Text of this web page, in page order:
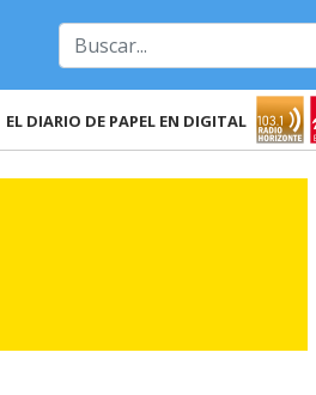
EL DIARIO DE PAPEL EN DIGITAL